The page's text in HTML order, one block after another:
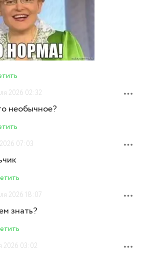
2026 02:32
необычное?
07:03
2026 18:07
знать?
2026 03:02